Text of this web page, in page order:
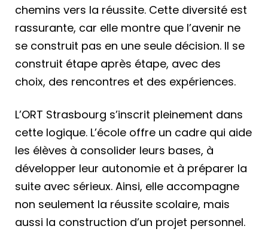
chemins vers la réussite. Cette diversité est
rassurante, car elle montre que l’avenir ne
se construit pas en une seule décision. Il se
construit étape après étape, avec des
choix, des rencontres et des expériences.
L’ORT Strasbourg s’inscrit pleinement dans
cette logique. L’école offre un cadre qui aide
les élèves à consolider leurs bases, à
développer leur autonomie et à préparer la
suite avec sérieux. Ainsi, elle accompagne
non seulement la réussite scolaire, mais
aussi la construction d’un projet personnel.